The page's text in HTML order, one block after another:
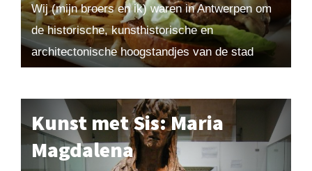
Wij (mijn broers en ik) waren in Antwerpen om
de historische, kunsthistorische en
architectonische hoogstandjes van de stad
Kunst met Sis: Maria
Magdalena